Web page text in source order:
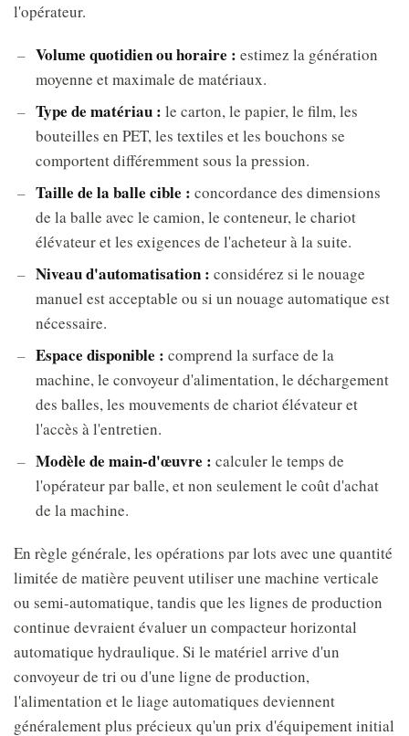
l'opérateur.
Volume quotidien ou horaire : estimez la génération
moyenne et maximale de matériaux.
Type de matériau : le carton, le papier, le film, les
bouteilles en PET, les textiles et les bouchons se
comportent différemment sous la pression.
Taille de la balle cible : concordance des dimensions
de la balle avec le camion, le conteneur, le chariot
élévateur et les exigences de l'acheteur à la suite.
Niveau d'automatisation : considérez si le nouage
manuel est acceptable ou si un nouage automatique est
nécessaire.
Espace disponible : comprend la surface de la
machine, le convoyeur d'alimentation, le déchargement
des balles, les mouvements de chariot élévateur et
l'accès à l'entretien.
Modèle de main-d'œuvre : calculer le temps de
l'opérateur par balle, et non seulement le coût d'achat
de la machine.
En règle générale, les opérations par lots avec une quantité
limitée de matière peuvent utiliser une machine verticale
ou semi-automatique, tandis que les lignes de production
continue devraient évaluer un compacteur horizontal
automatique hydraulique. Si le matériel arrive d'un
convoyeur de tri ou d'une ligne de production,
l'alimentation et le liage automatiques deviennent
généralement plus précieux qu'un prix d'équipement initial